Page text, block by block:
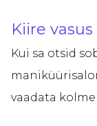
Kiire
Kui sa otsid
vaadata